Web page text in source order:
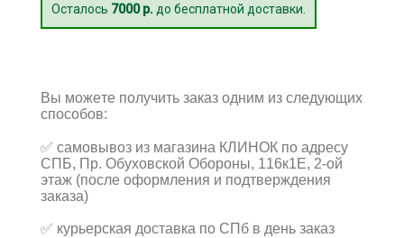
Осталось 7000 р. до бесплатной доставки.
Вы можете получить заказ одним из следующих
способов:
✅ самовывоз из магазина КЛИНОК по адресу
СПБ, Пр. Обуховской Обороны, 116к1Е, 2-ой
этаж (после оформления и подтверждения
заказа)
✅ курьерская доставка по СПб в день заказ